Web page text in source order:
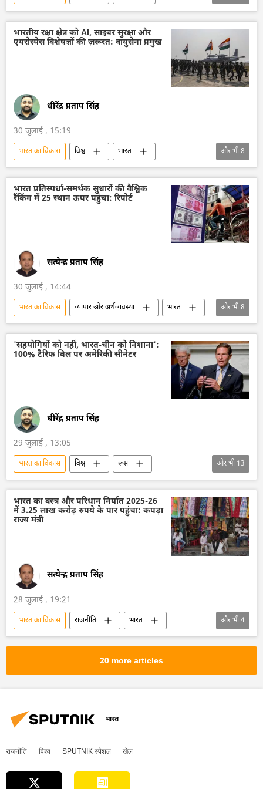
भारत की संसद
भारत सरकार
भारत का विदेश मंत्रालय (MEA)
दिल्ली
अमेरिका-इजराइल-ईरान युद्ध
भारतीय रक्षा क्षेत्र को AI, साइबर सुरक्षा और
एयरोस्पेस विशेषज्ञों की ज़रूरत: वायुसेना प्रमुख
धीरेंद्र प्रताप सिंह
30 जुलाई , 15:19
भारत का विकास विश्व
भारत
आत्मनिर्भर भारत
भारत सरकार
दिल्ली
वायु रक्षा
भारतीय वायुसेना
और भी8
भारत प्रतिस्पर्धा-समर्थक सुधारों की वैश्विक
रैंकिंग में 25 स्थान ऊपर पहुंचा: रिपोर्ट
सत्येन्द्र प्रताप सिंह
30 जुलाई , 14:44
भारत का विकास व्यापार और अर्थव्यवस्था
भारत
भारतीय बाजार
खाद्य सुरक्षा
राष्ट्रीय सुरक्षा
द्विपक्षीय व्यापार
राष्ट्रीय मुद्राओं में व्यापार
व्यापार गलियारा
और भी8
'सहयोगियों को नहीं, भारत-चीन को निशाना':
100% टैरिफ बिल पर अमेरिकी सीनेटर
धीरेंद्र प्रताप सिंह
29 जुलाई , 13:05
भारत का विकास विश्व
रूस
रूस का विकास
ऊर्जा क्षेत्र
तेल
तेल का आयात
तेल उत्पादन
भारत
चीन
अमेरिका
वाशिंगटन
और भी13
भारत का वस्त्र और परिधान निर्यात 2025-26
में 3.25 लाख करोड़ रुपये के पार पहुंचा: कपड़ा
राज्य मंत्री
सत्येन्द्र प्रताप सिंह
28 जुलाई , 19:21
भारत का विकास राजनीति
भारत
भारत सरकार
निर्यात
संसद सदस्य
और भी4
20 more articles
भारत
राजनीति विश्व SPUTNIK स्पेशल खेल